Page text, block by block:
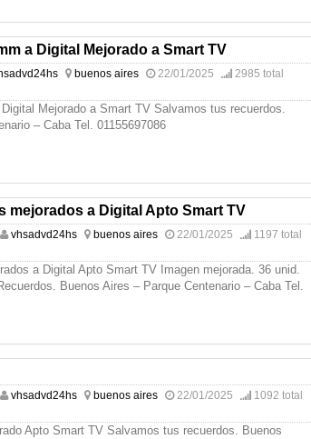
a Digital Mejorado a Smart TV
buenos aires 22/01/2025
2985 total
Mejorado a Smart TV Salvamos tus recuerdos.
– Caba Tel. 01155697086
mejorados a Digital Apto Smart TV
vhsadvd24hs buenos aires 22/01/2025
1197 total
a Digital Apto Smart TV Imagen mejorada. 36 unid.
Buenos Aires – Parque Centenario – Caba Tel.
vhsadvd24hs buenos aires 22/01/2025
1092 total
Apto Smart TV Salvamos tus recuerdos. Buenos